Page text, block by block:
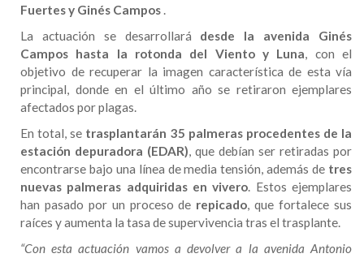
Fuertes y Ginés Campos .
La actuación se desarrollará desde la avenida Ginés
Campos hasta la rotonda del Viento y Luna, con el
objetivo de recuperar la imagen característica de esta vía
principal, donde en el último año se retiraron ejemplares
afectados por plagas.
En total, se trasplantarán 35 palmeras procedentes de la
estación depuradora (EDAR), que debían ser retiradas por
encontrarse bajo una línea de media tensión, además de tres
nuevas palmeras adquiridas en vivero. Estos ejemplares
han pasado por un proceso de repicado, que fortalece sus
raíces y aumenta la tasa de supervivencia tras el trasplante.
“Con esta actuación vamos a devolver a la avenida Antonio